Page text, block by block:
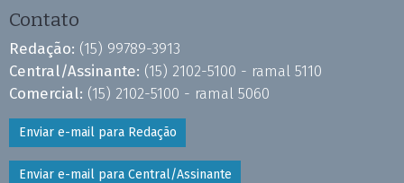
Contato
Redação: (15) 99789-3913
Central/Assinante: (15) 2102-5100 - ramal 5110
Comercial: (15) 2102-5100 - ramal 5060
Enviar e-mail para Redação
Enviar e-mail para Central/Assinante